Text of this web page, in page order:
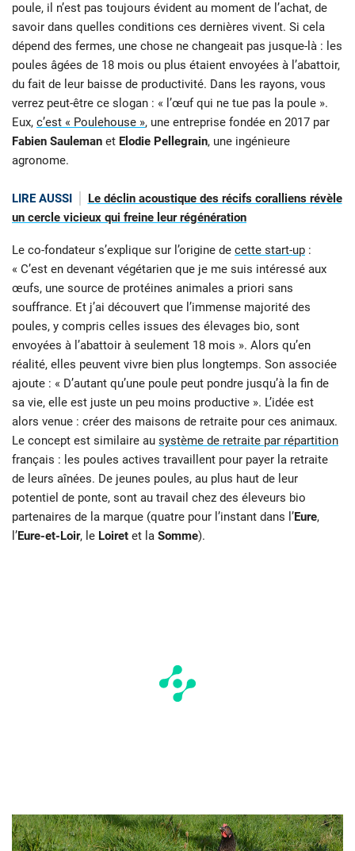
poule, il n’est pas toujours évident au moment de l’achat, de
savoir dans quelles conditions ces dernières vivent. Si cela
dépend des fermes, une chose ne changeait pas jusque-là : les
poules âgées de 18 mois ou plus étaient envoyées à l’abattoir,
du fait de leur baisse de productivité. Dans les rayons, vous
verrez peut-être ce slogan : « l’œuf qui ne tue pas la poule ».
Eux, c’est « Poulehouse », une entreprise fondée en 2017 par
Fabien Sauleman et Elodie Pellegrain, une ingénieure
agronome.
LIRE AUSSI
Le déclin acoustique des récifs coralliens révèle
un cercle vicieux qui freine leur régénération
Le co-fondateur s’explique sur l’origine de cette start-up :
« C’est en devenant végétarien que je me suis intéressé aux
œufs, une source de protéines animales a priori sans
souffrance. Et j’ai découvert que l’immense majorité des
poules, y compris celles issues des élevages bio, sont
envoyées à l’abattoir à seulement 18 mois ». Alors qu’en
réalité, elles peuvent vivre bien plus longtemps. Son associée
ajoute : « D’autant qu’une poule peut pondre jusqu’à la fin de
sa vie, elle est juste un peu moins productive ». L’idée est
alors venue : créer des maisons de retraite pour ces animaux.
Le concept est similaire au système de retraite par répartition
français : les poules actives travaillent pour payer la retraite
de leurs aînées. De jeunes poules, au plus haut de leur
potentiel de ponte, sont au travail chez des éleveurs bio
partenaires de la marque (quatre pour l’instant dans l’Eure,
l’Eure-et-Loir, le Loiret et la Somme).